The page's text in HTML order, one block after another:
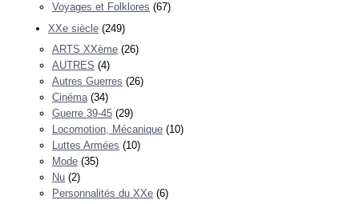
Voyages et Folklores (67)
XXe siècle (249)
ARTS XXème (26)
AUTRES (4)
Autres Guerres (26)
Cinéma (34)
Guerre 39-45 (29)
Locomotion, Mécanique (10)
Luttes Armées (10)
Mode (35)
Nu (2)
Personnalités du XXe (6)